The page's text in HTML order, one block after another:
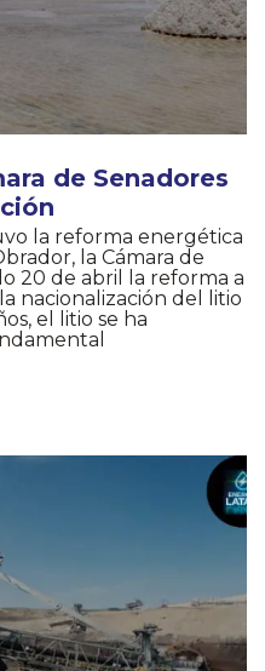
de Senadores
la reforma energética
la Cámara de
20 de abril la reforma a
nacionalización del litio
el litio se ha